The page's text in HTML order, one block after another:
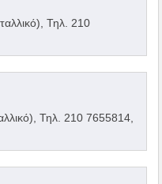
Τηλ. 210
Τηλ. 210 7655814,